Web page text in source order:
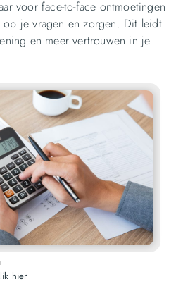
voor face-to-face ontmoetingen
op je vragen en zorgen. Dit leidt
en meer vertrouwen in je
hier